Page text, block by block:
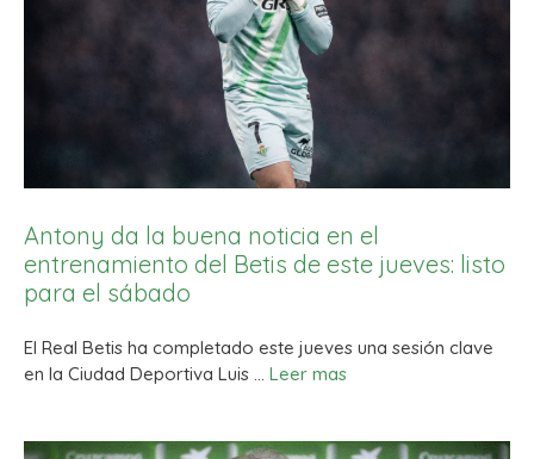
Antony da la buena noticia en el
entrenamiento del Betis de este jueves: listo
para el sábado
El Real Betis ha completado este jueves una sesión clave
en la Ciudad Deportiva Luis … Leer mas